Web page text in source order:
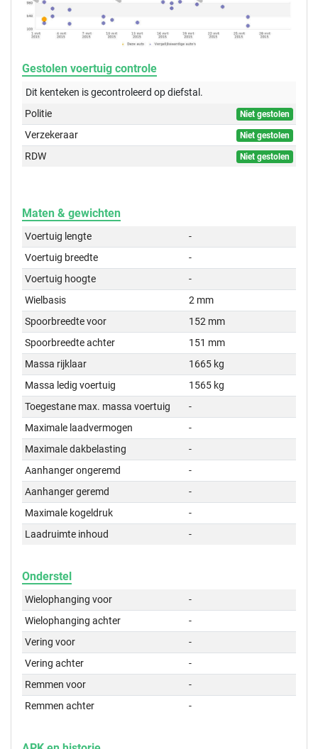
Gestolen voertuig controle
Dit kenteken is gecontroleerd opdiefstal.
Politie
Niet gestolen
Verzekeraar Niet gestolen
RDW Niet gestolen
Maten & gewichten
Voertuig lengte
-
Voertuig breedte
-
Voertuig hoogte
-
Wielbasis
2 mm
Spoorbreedte voor
152 mm
Spoorbreedte achter
151 mm
Massa rijklaar
1665 kg
Massa ledig voertuig
1565 kg
Toegestane max. massa voertuig
-
Maximale laadvermogen
-
Maximale dakbelasting
-
Aanhanger ongeremd
-
Aanhanger geremd
-
Maximale kogeldruk
-
Laadruimte inhoud
-
Onderstel
Wielophanging voor
-
Wielophanging achter
-
Vering voor
-
Vering achter
-
Remmen voor
-
Remmen achter
-